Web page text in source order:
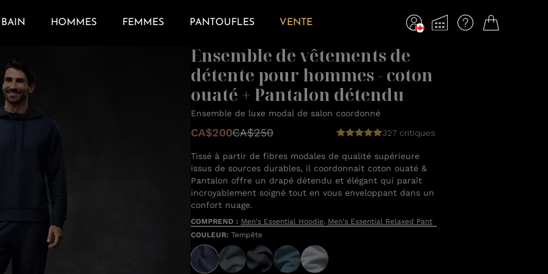
BAIN HOMMES FEMMES PANTOUFLES VENTE
Ensemble de vêtements de
détente pour hommes - coton
ouaté + Pantalon détendu
Ensemble de luxe modal de salon coordonné
CA$200CA$250 327 critiques
Tissé à partir de fibres modales de qualité supérieure
issus de sources durables, il coordonnait coton ouaté &
Pantalon offre un drapé détendu et élégant qui paraît
incroyablement soigné tout en vous enveloppant dans un
confort nuage.
COMPREND : Men's Essential Hoodie, Men's Essential Relaxed Pant
COULEUR: Tempête